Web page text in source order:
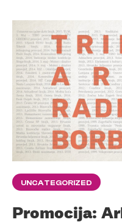
UNCATEGORIZED
Promocija: